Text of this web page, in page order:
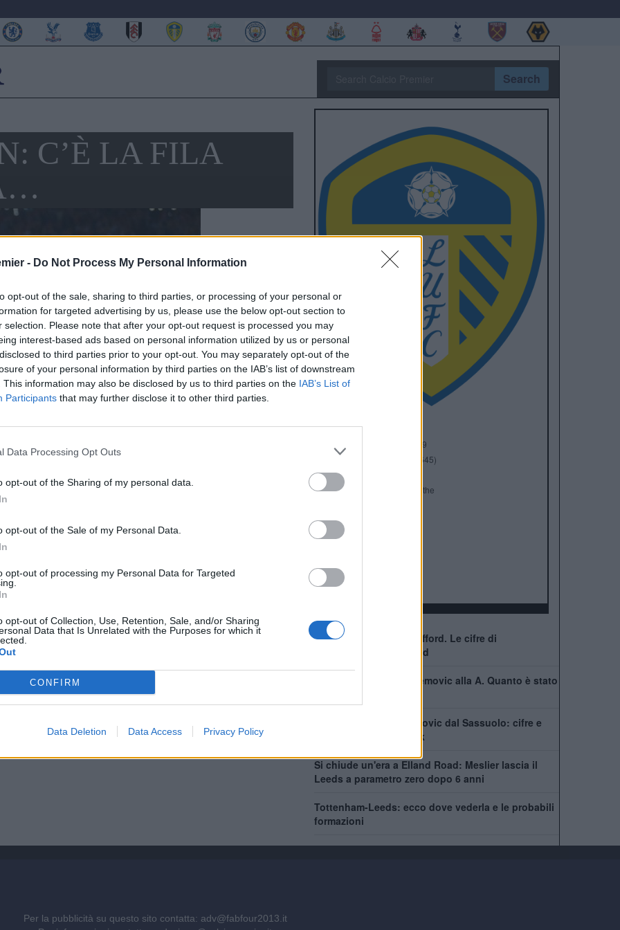
- Do Not Process My Personal Information
opt-out of the sale, sharing to third parties, or processing of your personal or
for targeted advertising by us, please use the below opt-out section to
selection. Please note that after your opt-out request is processed you may
interest-based ads based on personal information utilized by us or personal
to third parties prior to your opt-out. You may separately opt-out of the
of your personal information by third parties on the IAB’s list of downstream
This information may also be disclosed by us to third parties on the IAB’s List of
Participants that may further disclose it to other third parties.
Data Processing Opt Outs
opt-out of the Sharing of my personal data.
opt-out of the Sale of my Personal Data.
opt-out of processing my Personal Data for Targeted
opt-out of Collection, Use, Retention, Sale, and/or Sharing
Data that Is Unrelated with the Purposes for which it
CONFIRM
Data Deletion Data Access Privacy Policy
Search
C’È LA FILA
Southampton,Graziano Pellè. L’attaccante italiano, 30
i
ora si stanno facendo avantiLazioe Leicester City
non è intenzionata a privarsi della sua punta prima
1919
Stadio: Elland Road (37.645)
Città:
Presidente: Paraag Marathe
ALBO D'ORO
Premier League:
League Cup:
FA Community Shield:
Il Leeds chiude per Trafford. Le cifre di
un'operazione da record
Il Leeds scippa Muharemovic alla A. Quanto è stato
Leeds, colpo Muharemovic dal Sassuolo: cifre e
dettagli del post Struijk
Si chiude un'era a Elland Road: Meslier lascia il
Leeds a parametro zero dopo 6 anni
Tottenham-Leeds: ecco dove vederla e le probabili
formazioni
Per la pubblicità su questo sito contatta: adv@fabfour2013.it